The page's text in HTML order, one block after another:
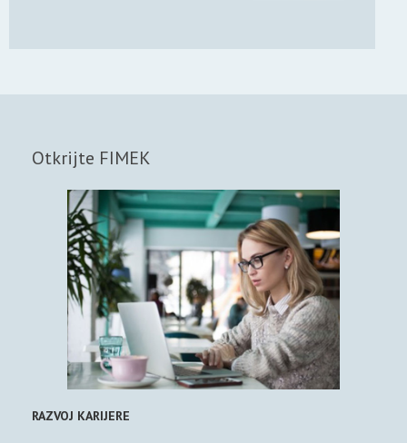
Otkrijte FIMEK
RAZVOJ KARIJERE